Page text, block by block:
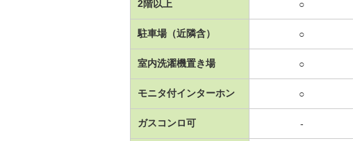
2階以上 ○
駐車場（近隣含） ○
室内洗濯機置き場 ○
モニタ付インターホン ○
ガスコンロ可 -